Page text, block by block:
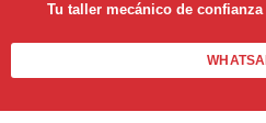
Tu taller mecánico de